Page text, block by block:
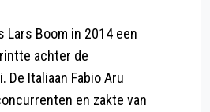
Boom in 2014 een
achter de
De Italiaan Fabio Aru
en zakte van